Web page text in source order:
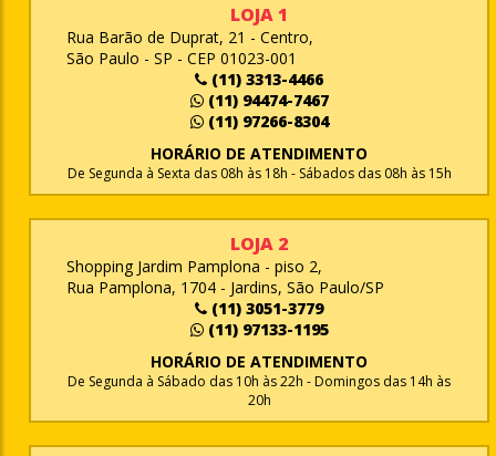
LOJA 1
Rua Barão de Duprat, 21 - Centro,
São Paulo - SP - CEP 01023-001
(11) 3313-4466
(11) 94474-7467
(11) 97266-8304
HORÁRIO DE ATENDIMENTO
De Segunda à Sexta das 08h às 18h - Sábados das 08h às 15h
LOJA 2
Shopping Jardim Pamplona - piso 2,
Rua Pamplona, 1704 - Jardins, São Paulo/SP
(11) 3051-3779
(11) 97133-1195
HORÁRIO DE ATENDIMENTO
De Segunda à Sábado das 10h às 22h - Domingos das 14h às
20h